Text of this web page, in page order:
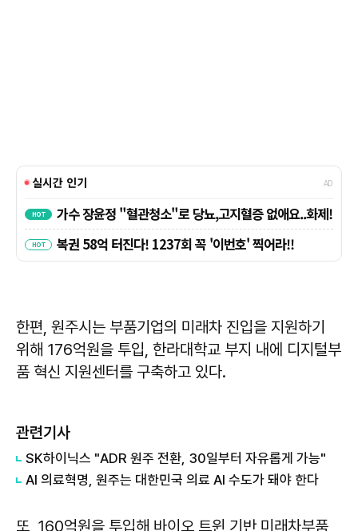
한편, 원주시는 부품기업의 미래차 진입을 지원하기
위해 176억원을 투입, 한라대학교 부지 내에 디지털부
품 혁신 지원센터를 구축하고 있다.
관련기사
SK하이닉스 "ADR 원주 전환, 30일부터 자유롭게 가능"
AI 의료혁명, 원주는 대한민국 의료 AI 수도가 돼야 한다
또, 160억원을 투입해 바이오 트윈 기반 미래차부품